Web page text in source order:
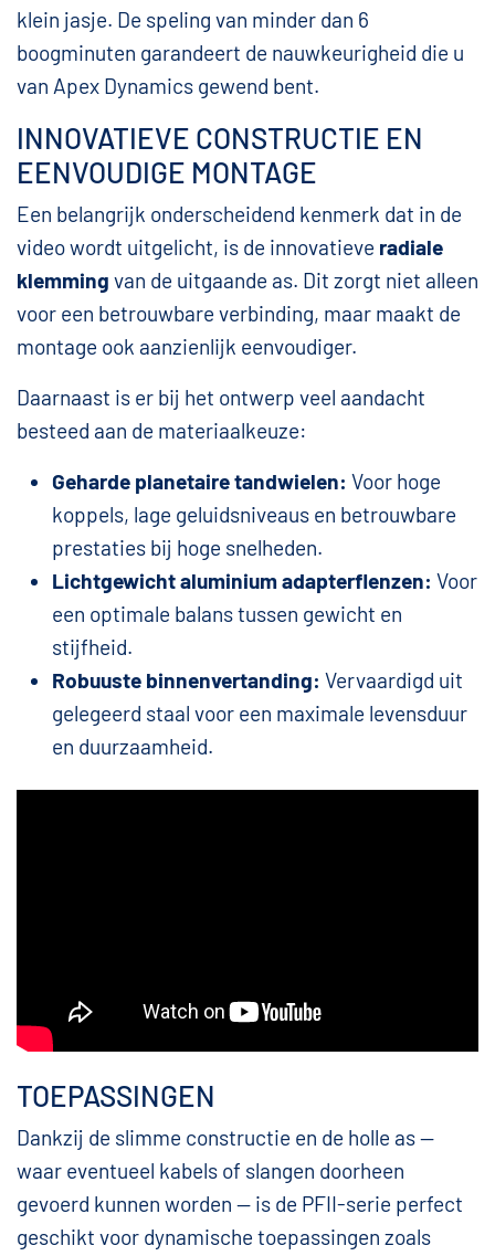
klein jasje. De speling van minder dan 6
boogminuten garandeert de nauwkeurigheid die u
van Apex Dynamics gewend bent.
INNOVATIEVE CONSTRUCTIE EN
EENVOUDIGE MONTAGE
Een belangrijk onderscheidend kenmerk dat in de
video wordt uitgelicht, is de innovatieve radiale
klemming van de uitgaande as. Dit zorgt niet alleen
voor een betrouwbare verbinding, maar maakt de
montage ook aanzienlijk eenvoudiger.
Daarnaast is er bij het ontwerp veel aandacht
besteed aan de materiaalkeuze:
Geharde planetaire tandwielen: Voor hoge
koppels, lage geluidsniveaus en betrouwbare
prestaties bij hoge snelheden.
Lichtgewicht aluminium adapterflenzen: Voor
een optimale balans tussen gewicht en
stijfheid.
Robuuste binnenvertanding: Vervaardigd uit
gelegeerd staal voor een maximale levensduur
en duurzaamheid.
TOEPASSINGEN
Dankzij de slimme constructie en de holle as —
waar eventueel kabels of slangen doorheen
gevoerd kunnen worden — is de PFII-serie perfect
geschikt voor dynamische toepassingen zoals